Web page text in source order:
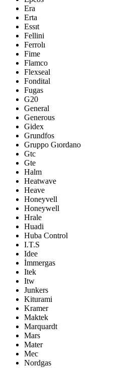
Era
Erta
Essıt
Fellini
Ferrolı
Fime
Flamco
Flexseal
Fondital
Fugas
G20
General
Generous
Gidex
Grundfos
Gruppo Gıordano
Gtc
Gte
Halm
Heatwave
Heave
Honeyvell
Honeywell
Hrale
Huadi
Huba Control
I.T.S
Idee
İmmergas
Itek
Itw
Junkers
Kiturami
Kramer
Maktek
Marquardt
Mars
Mater
Mec
Nordgas